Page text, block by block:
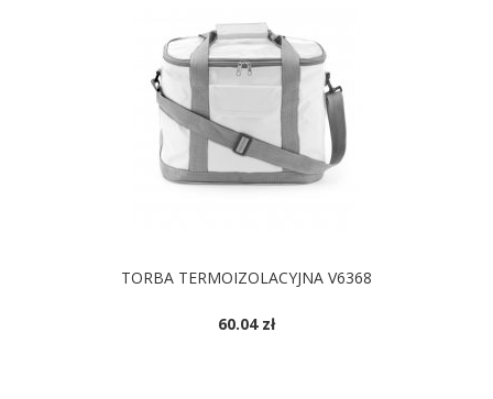
TORBA TERMOIZOLACYJNA V6368
60.04 zł